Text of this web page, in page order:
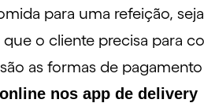
para uma refeição,
o cliente precisa para
as formas de
nos app de delivery